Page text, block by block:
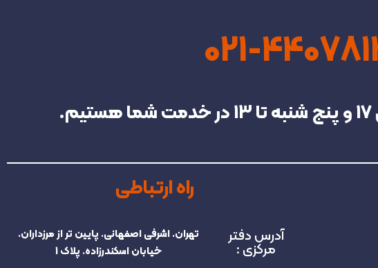
021-
راه ارتباطی
آدرس دفتر
مرکزی :
تهران. اشرفی اصفهانی. پایین تر از مرزداران.
خیابان اسکندرزاده. پلاک 1